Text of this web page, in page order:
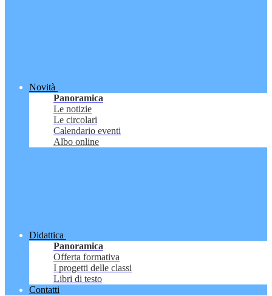
Novità
Panoramica
Le notizie
Le circolari
Calendario eventi
Albo online
Didattica
Panoramica
Offerta formativa
I progetti delle classi
Libri di testo
Contatti